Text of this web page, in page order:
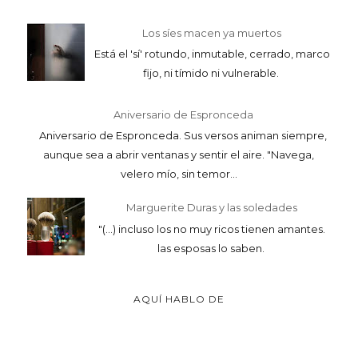
Los síes macen ya muertos
Está el 'sí' rotundo, inmutable, cerrado, marco
fijo, ni tímido ni vulnerable.
Aniversario de Espronceda
Aniversario de Espronceda. Sus versos animan siempre,
aunque sea a abrir ventanas y sentir el aire. "Navega,
velero mío, sin temor...
Marguerite Duras y las soledades
"(...) incluso los no muy ricos tienen amantes.
las esposas lo saben.
AQUÍ HABLO DE